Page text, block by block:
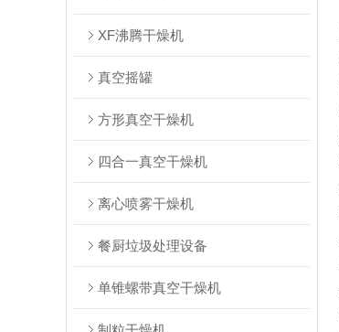
XF沸腾干燥机
真空摇罐
方形真空干燥机
四合一真空干燥机
离心喷雾干燥机
餐厨垃圾处理设备
单锥螺带真空干燥机